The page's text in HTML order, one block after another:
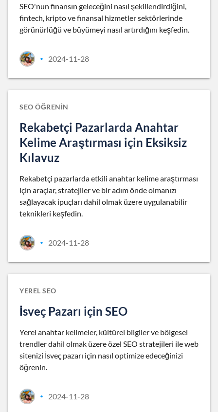
SEO'nun finansın geleceğini nasıl şekillendirdiğini,
fintech, kripto ve finansal hizmetler sektörlerinde
görünürlüğü ve büyümeyi nasıl artırdığını keşfedin.
• 2024-11-28
SEO ÖĞRENIN
Rekabetçi Pazarlarda Anahtar
Kelime Araştırması için Eksiksiz
Kılavuz
Rekabetçi pazarlarda etkili anahtar kelime araştırması
için araçlar, stratejiler ve bir adım önde olmanızı
sağlayacak ipuçları dahil olmak üzere uygulanabilir
teknikleri keşfedin.
• 2024-11-28
YEREL SEO
İsveç Pazarı için SEO
Yerel anahtar kelimeler, kültürel bilgiler ve bölgesel
trendler dahil olmak üzere özel SEO stratejileri ile web
sitenizi İsveç pazarı için nasıl optimize edeceğinizi
öğrenin.
• 2024-11-28